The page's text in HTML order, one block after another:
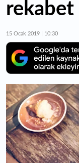
rekabet
15 Ocak 2019 | 10:30